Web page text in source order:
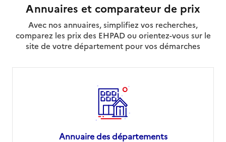
Annuaires et comparateur de prix
Avec nos annuaires, simplifiez vos recherches,
comparez les prix des EHPAD ou orientez-vous sur le
site de votre département pour vos démarches
Annuaire des départements